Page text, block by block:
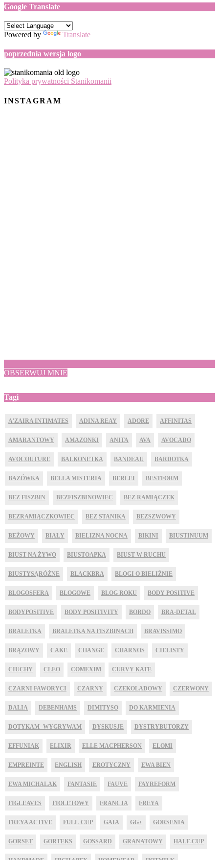
Google Translate
Powered by Translate
poprzednia wersja logo
Polityka prywatności Stanikomanii
INSTAGRAM
OBSERWUJ MNIE
Tagi
A'ZAIRA INTIMATES ADINA REAY ADORE AFFINITAS
AMARANTOWY AMAZONKI ANITA AVA AVOCADO
AVOCOUTURE BALKONETKA BANDEAU BARDOTKA
BAZÓWKA BELLA MISTERIA BERLEI BESTFORM
BEZ FISZBIN BEZFISZBINOWIEC BEZ RAMIĄCZEK
BEZRAMIĄCZKOWIEC BEZ STANIKA BEZSZWOWY
BEŻOWY BIAŁY BIELIZNA NOCNA BIKINI BIUSTINUUM
BIUST NA ŻYWO BIUSTOAPKA BIUST W RUCHU
BIUSTYSĄRÓŻNE BLACKBRA BLOGI O BIELIŹNIE
BLOGOSFERA BLOGOWE BLOG ROKU BODY POSITIVE
BODYPOSITIVE BODY POSITIVITY BORDO BRA-DETAL
BRALETKA BRALETKA NA FISZBINACH BRAVISSIMO
BRĄZOWY CAKE CHANGE CHARNOS CIELISTY
CIUCHY CLEO COMEXIM CURVY KATE
CZARNI FAWORYCI CZARNY CZEKOLADOWY CZERWONY
DALIA DEBENHAMS DIMITYSO DO KARMIENIA
DOTYKAM=WYGRYWAM DYSKUSJE DYSTRYBUTORZY
EFFUNIAK ELIXIR ELLE MACPHERSON ELOMI
EMPREINTE ENGLISH EROTYCZNY EWA BIEN
EWA MICHALAK FANTASIE FAUVE FAYREFORM
FIGLEAVES FIOLETOWY FRANCJA FREYA
FREYA ACTIVE FULL-CUP GAIA GG+ GORSENIA
GORSET GORTEKS GOSSARD GRANATOWY HALF-CUP